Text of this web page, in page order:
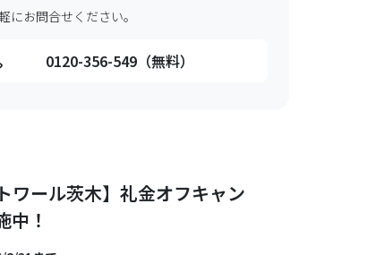
にお問合せください。
0120-356-549（無料）
ワール茨木】礼金オフキャン
中！